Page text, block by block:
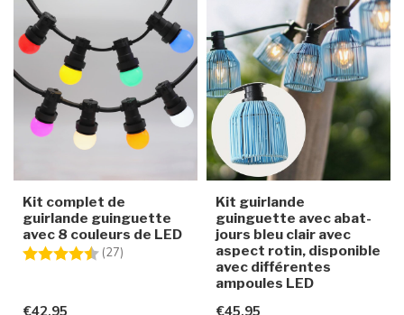
Kit complet de
guirlande guinguette
avec 8 couleurs de LED
Note:
(27)
€42,95
Kit guirlande
guinguette avec abat-
jours bleu clair avec
aspect rotin, disponible
avec différentes
ampoules LED
€45,95